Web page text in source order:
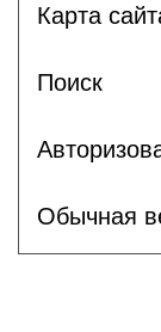
Карта
Поиск
Обычная